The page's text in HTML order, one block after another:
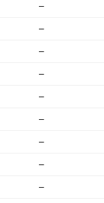
–
–
–
–
–
–
–
–
–